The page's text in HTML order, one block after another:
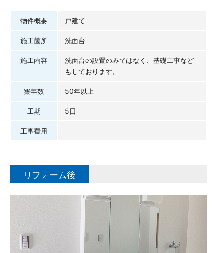
物件概要 戸建て
施工箇所 洗面台
施工内容
洗面台の設置のみではなく、基礎工事など
もしております。
築年数 50年以上
工期 5日
工事費用
リフォーム後